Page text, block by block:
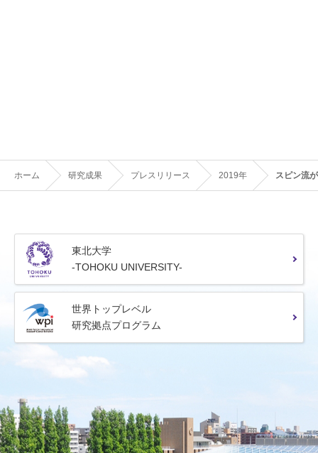
ホーム 研究成果 プレスリリース 2019年 スピン流
東北大学
-TOHOKU UNIVERSITY-
世界トップレベル
研究拠点プログラム